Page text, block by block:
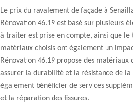
Le prix du ravalement de façade à
Rénovation 46.19 est basé sur plusieurs
à traiter est prise en compte, ainsi que le
matériaux choisis ont également un
Rénovation 46.19 propose des
assurer la durabilité et la résistance de la
également bénéficier de services
et la réparation des fissures.